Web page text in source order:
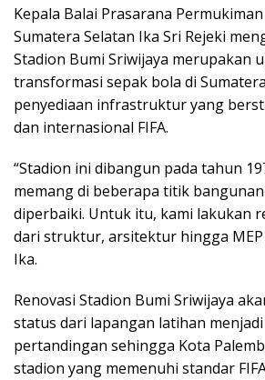
Kepala Balai Prasarana
Sumatera Selatan Ika Sri Rejeki
Stadion Bumi Sriwijaya merupakan
transformasi sepak bola di
penyediaan infrastruktur yang
dan internasional FIFA.
“Stadion ini dibangun pada tahun
memang di beberapa titik
diperbaiki. Untuk itu, kami lakukan
dari struktur, arsitektur hingga
Ika.
Renovasi Stadion Bumi Sriwijaya
status dari lapangan latihan
pertandingan sehingga Kota
stadion yang memenuhi standar